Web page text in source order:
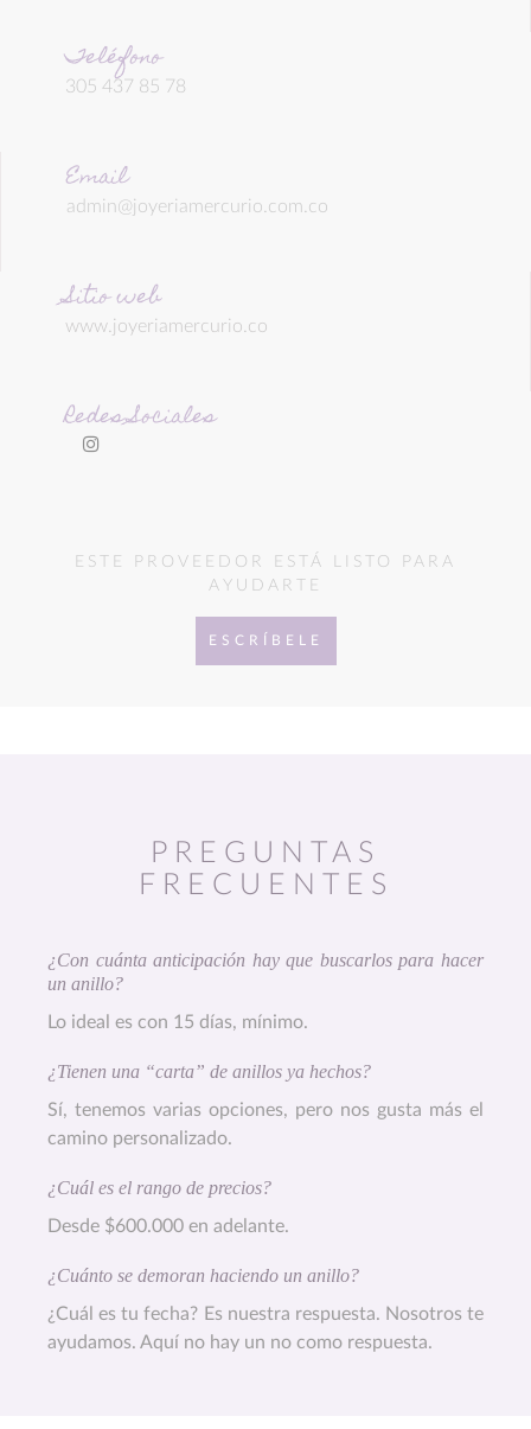
Teléfono
305 437 85 78
Email
admin@joyeriamercurio.com.co
Sitio web
www.joyeriamercurio.co
Redes Sociales
ESTE PROVEEDOR ESTÁ LISTO PARA
AYUDARTE
ESCRÍBELE
PREGUNTAS
FRECUENTES
¿Con cuánta anticipación hay que buscarlos para hacer
un anillo?
Lo ideal es con 15 días, mínimo.
¿Tienen una “carta” de anillos ya hechos?
Sí, tenemos varias opciones, pero nos gusta más el
camino personalizado.
¿Cuál es el rango de precios?
Desde $600.000 en adelante.
¿Cuánto se demoran haciendo un anillo?
¿Cuál es tu fecha? Es nuestra respuesta. Nosotros te
ayudamos. Aquí no hay un no como respuesta.